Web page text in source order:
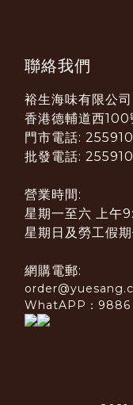
聯絡我們
裕生海味有限公司
香港德輔道西
門市電話:
批發電話:
營業時間:
星期一至六 上午
星期日及勞工假期
網購電郵:
WhatAPP：9886